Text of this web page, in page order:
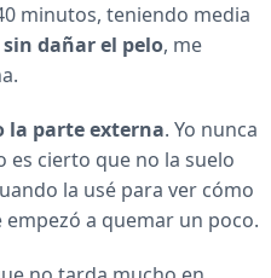
minutos, teniendo media
dañar el pelo, me
la parte externa. Yo nunca
es cierto que no la suelo
la usé para ver cómo
a quemar un poco.